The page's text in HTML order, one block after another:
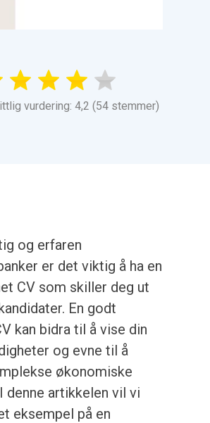
vurdering: 4,2 (54 stemmer)
og erfaren
er det viktig å ha en
CV som skiller deg ut
En godt
kan bidra til å vise din
og evne til å
økonomiske
denne artikkelen vil vi
eksempel på en